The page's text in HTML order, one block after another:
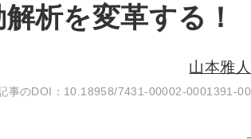
析を変革する！
山本雅人
10.18958/7431-00002-0001391-00